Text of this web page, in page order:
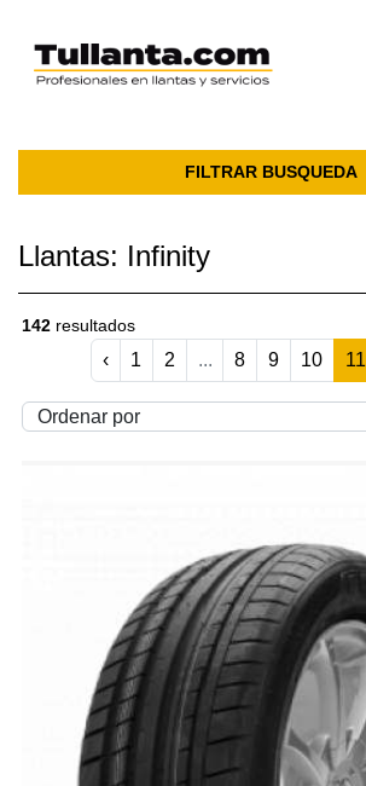
FILTRAR BUSQUEDA
Llantas: Infinity
142 resultados
‹ 1 2 ... 8 9 10 11